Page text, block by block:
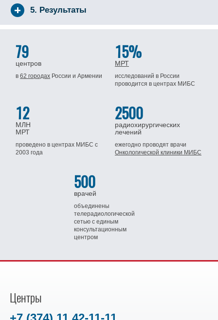
5. Результаты
79
центров
в62 городах Россиии Армении
15%
МРТ
исследований в России
проводится в центрах МИБС
12
МЛН
МРТ
проведено в центрах МИБСс
2003 года
2500
радиохирургических
лечений
ежегодно проводят врачи
Онкологической клиники МИБС
500
врачей
объединены
телерадиологической
сетью с единым
консультационным
центром
Центры